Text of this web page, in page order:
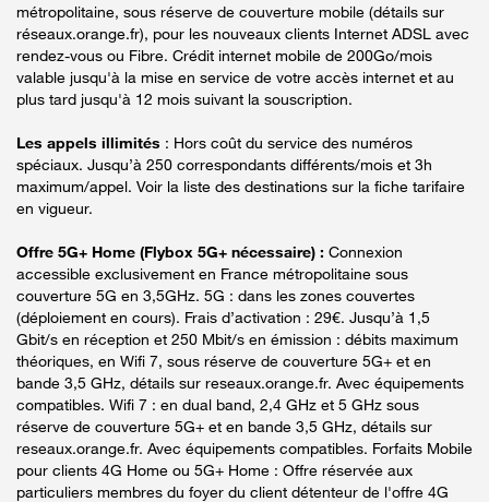
métropolitaine, sous réserve de couverture mobile (détails sur
réseaux.orange.fr), pour les nouveaux clients Internet ADSL avec
rendez-vous ou Fibre. Crédit internet mobile de 200Go/mois
valable jusqu'à la mise en service de votre accès internet et au
plus tard jusqu'à 12 mois suivant la souscription.
Les appels illimités : Hors coût du service des numéros
spéciaux. Jusqu’à 250 correspondants différents/mois et 3h
maximum/appel. Voir la liste des destinations sur la fiche tarifaire
en vigueur.
Offre 5G+ Home (Flybox 5G+ nécessaire) : Connexion
accessible exclusivement en France métropolitaine sous
couverture 5G en 3,5GHz. 5G : dans les zones couvertes
(déploiement en cours). Frais d’activation : 29€. Jusqu’à 1,5
Gbit/s en réception et 250 Mbit/s en émission : débits maximum
théoriques, en Wifi 7, sous réserve de couverture 5G+ et en
bande 3,5 GHz, détails sur reseaux.orange.fr. Avec équipements
compatibles. Wifi 7 : en dual band, 2,4 GHz et 5 GHz sous
réserve de couverture 5G+ et en bande 3,5 GHz, détails sur
reseaux.orange.fr. Avec équipements compatibles. Forfaits Mobile
pour clients 4G Home ou 5G+ Home : Offre réservée aux
particuliers membres du foyer du client détenteur de l'offre 4G